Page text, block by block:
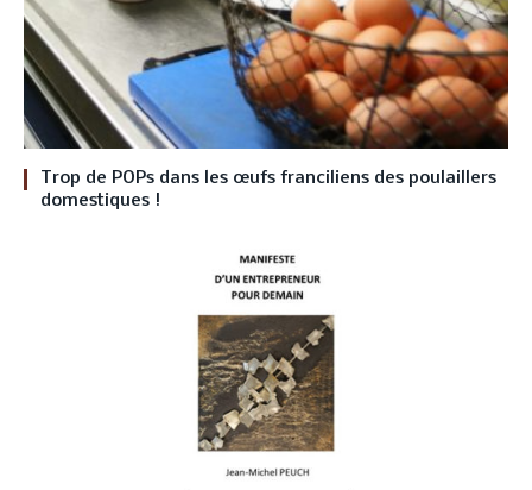
Trop de POPs dans les œufs franciliens des poulaillers
domestiques !